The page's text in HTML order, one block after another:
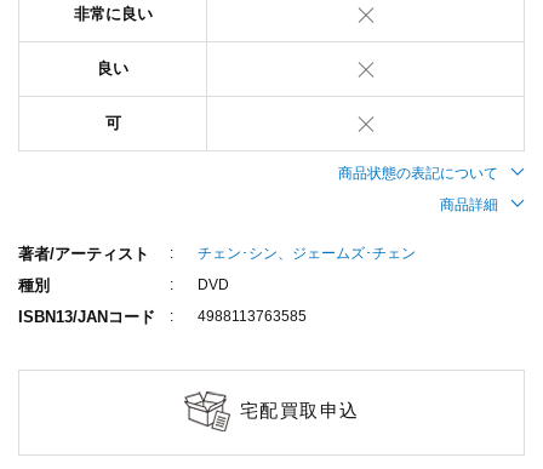
非常に良い
良い
可
商品状態の表記について
商品詳細
著者/アーティスト チェン･シン、ジェームズ･チェン
種別 DVD
ISBN13/JANコード 4988113763585
宅配買取申込